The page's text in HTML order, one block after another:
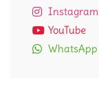
Instagram
YouTube
WhatsApp